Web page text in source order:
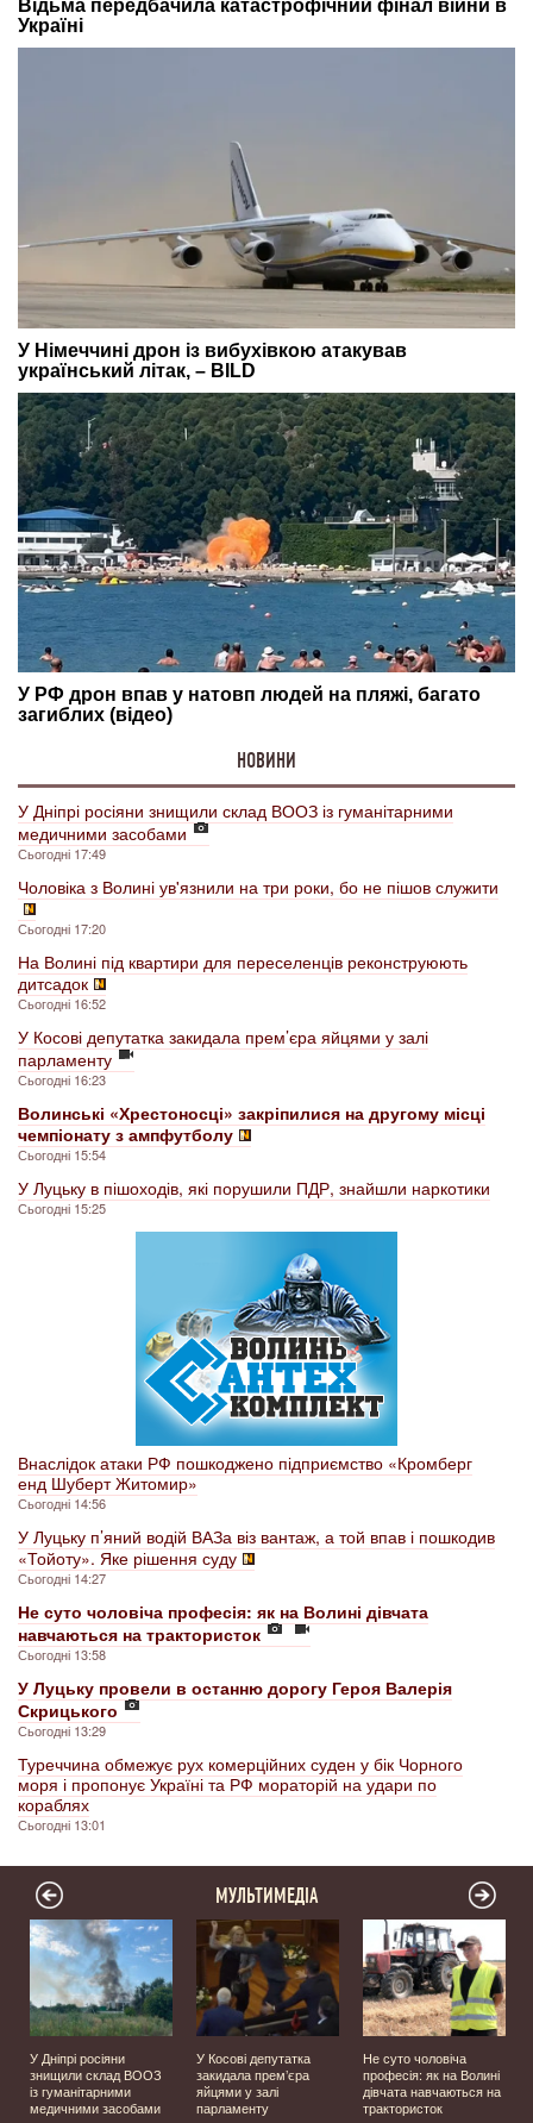
НОВИНИ
У Дніпрі росіяни знищили склад ВООЗ із гуманітарними
медичними засобами
Сьогодні 17:49
Чоловіка з Волині ув'язнили на три роки, бо не пішов служити
Сьогодні 17:20
На Волині під квартири для переселенців реконструюють
дитсадок
Сьогодні 16:52
У Косові депутатка закидала прем’єра яйцями у залі
парламенту
Сьогодні 16:23
Волинські «Хрестоносці» закріпилися на другому місці
чемпіонату з ампфутболу
Сьогодні 15:54
У Луцьку в пішоходів, які порушили ПДР, знайшли наркотики
Сьогодні 15:25
Внаслідок атаки РФ пошкоджено підприємство «Кромберг
енд Шуберт Житомир»
Сьогодні 14:56
У Луцьку п’яний водій ВАЗа віз вантаж, а той впав і пошкодив
«Тойоту». Яке рішення суду
Сьогодні 14:27
Не суто чоловіча професія: як на Волині дівчата
навчаються на трактористок
Сьогодні 13:58
У Луцьку провели в останню дорогу Героя Валерія
Скрицького
Сьогодні 13:29
Туреччина обмежує рух комерційних суден у бік Чорного
моря і пропонує Україні та РФ мораторій на удари по
кораблях
Сьогодні 13:01
МУЛЬТИМЕДІА
У Дніпрі росіяни
знищили склад ВООЗ
із гуманітарними
медичними засобами
У Косові депутатка
закидала прем’єра
яйцями у залі
парламенту
Не суто чоловіча
професія: як на Волині
дівчата навчаються на
трактористок